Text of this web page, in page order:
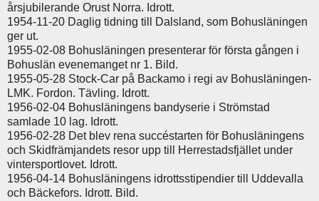
årsjubilerande Orust Norra. Idrott.
1954-11-20 Daglig tidning till Dalsland, som Bohusläningen
ger ut.
1955-02-08 Bohusläningen presenterar för första gången i
Bohuslän evenemanget nr 1. Bild.
1955-05-28 Stock-Car på Backamo i regi av Bohusläningen-
LMK. Fordon. Tävling. Idrott.
1956-02-04 Bohusläningens bandyserie i Strömstad
samlade 10 lag. Idrott.
1956-02-28 Det blev rena succéstarten för Bohusläningens
och Skidfrämjandets resor upp till Herrestadsfjället under
vintersportlovet. Idrott.
1956-04-14 Bohusläningens idrottsstipendier till Uddevalla
och Bäckefors. Idrott. Bild.